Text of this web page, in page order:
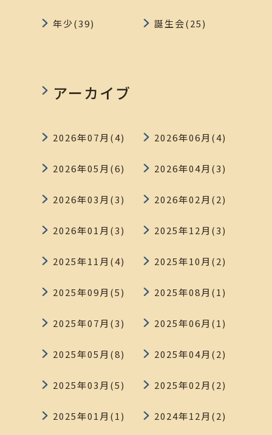
年少(39) 誕生会(25)
アーカイブ
2026年07月(4) 2026年06月(4)
2026年05月(6) 2026年04月(3)
2026年03月(3) 2026年02月(2)
2026年01月(3) 2025年12月(3)
2025年11月(4) 2025年10月(2)
2025年09月(5) 2025年08月(1)
2025年07月(3) 2025年06月(1)
2025年05月(8) 2025年04月(2)
2025年03月(5) 2025年02月(2)
2025年01月(1) 2024年12月(2)